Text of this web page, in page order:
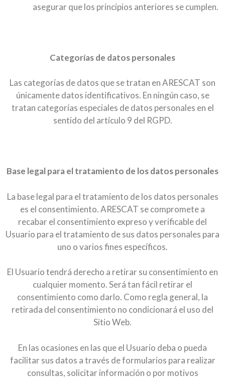
asegurar que los principios anteriores se cumplen.
Categorías de datos personales
Las categorías de datos que se tratan en ARESCAT son
únicamente datos identificativos. En ningún caso, se
tratan categorías especiales de datos personales en el
sentido del artículo 9 del RGPD.
Base legal para el tratamiento de los datos personales
La base legal para el tratamiento de los datos personales
es el consentimiento. ARESCAT se compromete a
recabar el consentimiento expreso y verificable del
Usuario para el tratamiento de sus datos personales para
uno o varios fines específicos.
El Usuario tendrá derecho a retirar su consentimiento en
cualquier momento. Será tan fácil retirar el
consentimiento como darlo. Como regla general, la
retirada del consentimiento no condicionará el uso del
Sitio Web.
En las ocasiones en las que el Usuario deba o pueda
facilitar sus datos a través de formularios para realizar
consultas, solicitar información o por motivos